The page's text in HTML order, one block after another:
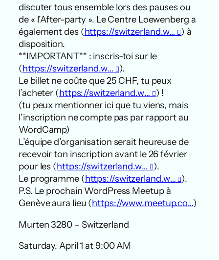
discuter tous ensemble lors des pauses ou
de « l’After-party ». Le Centre Loewenberg a
également des (https://switzerland.w…
) à
disposition.
**IMPORTANT** : inscris-toi sur le
(https://switzerland.w…
).
Le billet ne coûte que 25 CHF, tu peux
l’acheter (https://switzerland.w…
) !
(tu peux mentionner ici que tu viens, mais
l’inscription ne compte pas par rapport au
WordCamp)
L’équipe d’organisation serait heureuse de
recevoir ton inscription avant le 26 février
pour les (https://switzerland.w…
).
Le programme (https://switzerland.w… ).
P.S. Le prochain WordPress Meetup à
Genève aura lieu (https://www.meetup.co…)
Murten 3280 – Switzerland
Saturday, April 1 at 9:00 AM